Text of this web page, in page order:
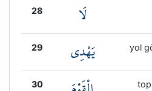
28 لَا
29 يَهْدِي yol
30